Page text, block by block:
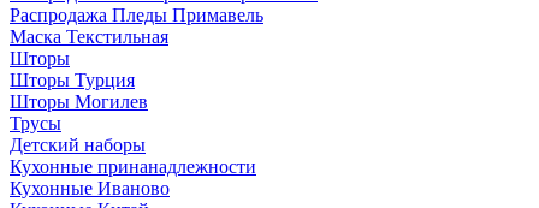
Распродажа Пледы Примавель
Маска Текстильная
Шторы
Шторы Турция
Шторы Могилев
Трусы
Детский наборы
Кухонные принанадлежности
Кухонные Иваново